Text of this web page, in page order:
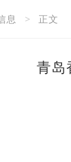
息 > 正文
青岛